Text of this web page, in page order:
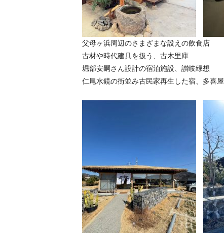
父母ヶ浜周辺のさまざまな設えの飲食店
古材や時代建具を扱う、古木里庫
堀部安嗣さん設計の宿泊施設、讃岐緑想
仁尾水鏡の街並み古民家再生した宿、多喜屋